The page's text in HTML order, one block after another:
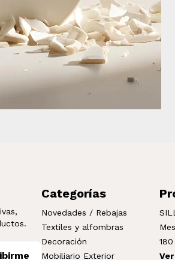
Categorías
Novedades / Rebajas
Textiles y alfombras
Decoración
Mobiliario Exterior
180